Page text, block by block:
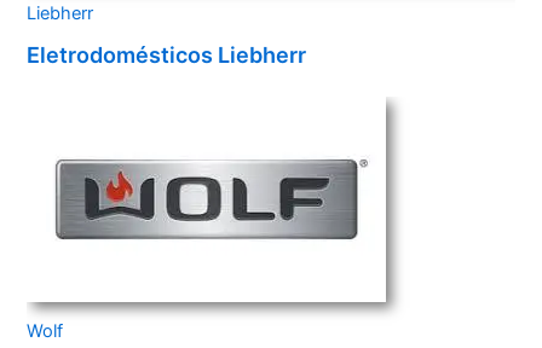
Liebherr
Eletrodomésticos Liebherr
Wolf